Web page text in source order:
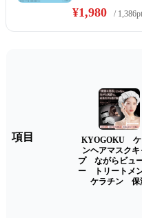
¥1,980 / 1,386pt
項目
KYOGOKU ケ
ンヘアマスクキ
プ ながらビュ
ー トリートメ
ケラチン 保